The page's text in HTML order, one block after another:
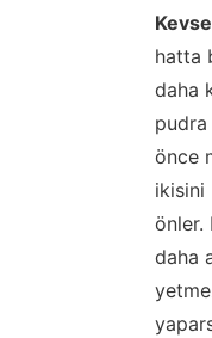
hatta
daha
pudra
önce
ikisini
önler.
daha